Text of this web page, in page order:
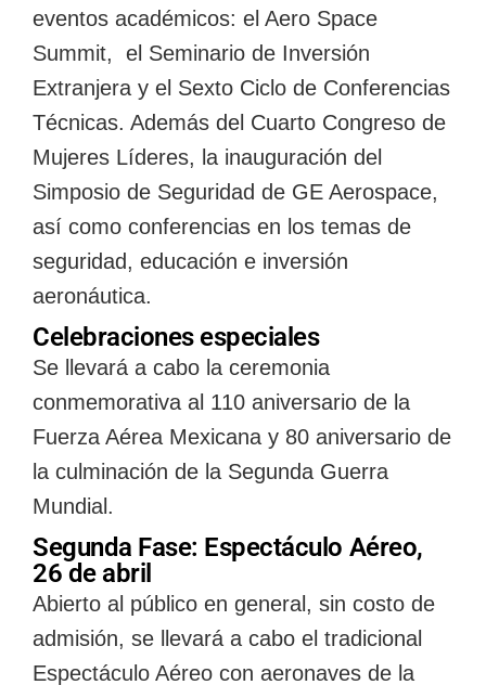
eventos académicos: el Aero Space
Summit, el Seminario de Inversión
Extranjera y el Sexto Ciclo de Conferencias
Técnicas. Además del Cuarto Congreso de
Mujeres Líderes, la inauguración del
Simposio de Seguridad de GE Aerospace,
así como conferencias en los temas de
seguridad, educación e inversión
aeronáutica.
Celebraciones especiales
Se llevará a cabo la ceremonia
conmemorativa al 110 aniversario de la
Fuerza Aérea Mexicana y 80 aniversario de
la culminación de la Segunda Guerra
Mundial.
Segunda Fase: Espectáculo Aéreo,
26 de abril
Abierto al público en general, sin costo de
admisión, se llevará a cabo el tradicional
Espectáculo Aéreo con aeronaves de la